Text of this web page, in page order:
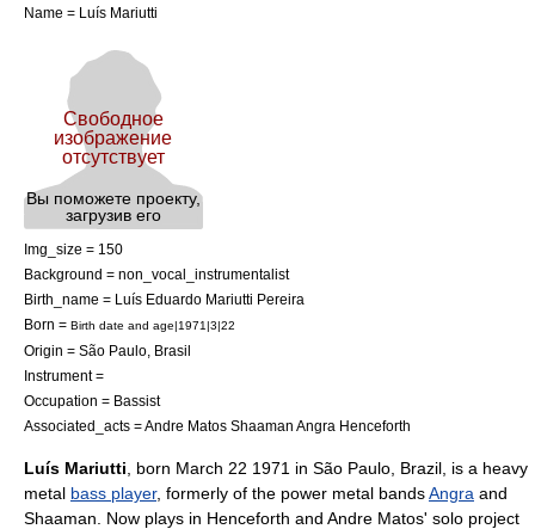
Name = Luís Mariutti
Img_size = 150
Background = non_vocal_instrumentalist
Birth_name = Luís Eduardo Mariutti Pereira
Born = Birth date and age|1971|3|22
Origin = São Paulo Brasil
Instrument =
Occupation = Bassist
Associated_acts =Andre Matos Shaaman Angra Henceforth
Luís Mariutti , born March 22 1971 in São Paulo Brazil , is a heavy
metal bass player, formerly of the power metal bandsAngra and
Shaaman . Now plays in Henceforth and Andre Matos' solo project